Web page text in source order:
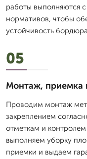
работы выполняются
нормативов, чтобы
устойчивость
05
Монтаж, приемка
Проводим монтаж
закреплением
отметкам и
выполняем уборку
приемки и выдаем